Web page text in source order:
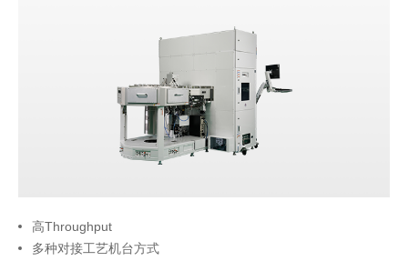
高Throughput
多种对接工艺机台方式